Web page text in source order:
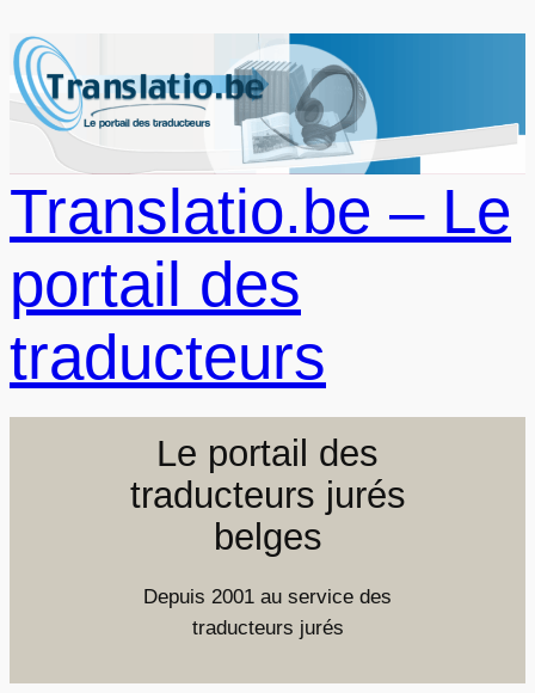
au
contenu
Translatio.be – Le
portail des
traducteurs
Le portail des
traducteurs jurés
belges
Depuis 2001 au service des
traducteurs jurés